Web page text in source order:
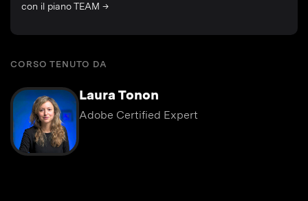
con il piano TEAM →
CORSO TENUTO DA
Laura Tonon
Adobe Certified Expert